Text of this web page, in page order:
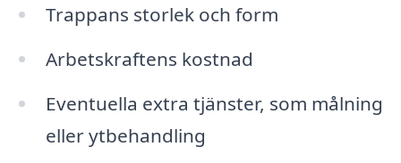
Trappans storlek och form
Arbetskraftens kostnad
Eventuella extra tjänster, som målning
eller ytbehandling